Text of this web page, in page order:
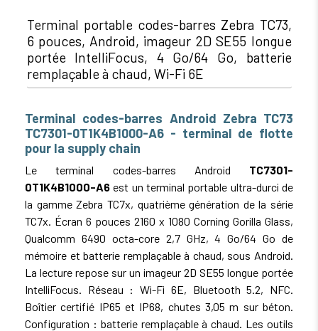
Terminal portable codes-barres Zebra TC73,
6 pouces, Android, imageur 2D SE55 longue
portée IntelliFocus, 4 Go/64 Go, batterie
remplaçable à chaud, Wi-Fi 6E
Terminal codes-barres Android Zebra TC73
TC7301-0T1K4B1000-A6 - terminal de flotte
pour la supply chain
Le terminal codes-barres Android TC7301-
0T1K4B1000-A6 est un terminal portable ultra-durci de
la gamme Zebra TC7x, quatrième génération de la série
TC7x. Écran 6 pouces 2160 x 1080 Corning Gorilla Glass,
Qualcomm 6490 octa-core 2,7 GHz, 4 Go/64 Go de
mémoire et batterie remplaçable à chaud, sous Android.
La lecture repose sur un imageur 2D SE55 longue portée
IntelliFocus. Réseau : Wi-Fi 6E, Bluetooth 5.2, NFC.
Boîtier certifié IP65 et IP68, chutes 3,05 m sur béton.
Configuration : batterie remplaçable à chaud. Les outils